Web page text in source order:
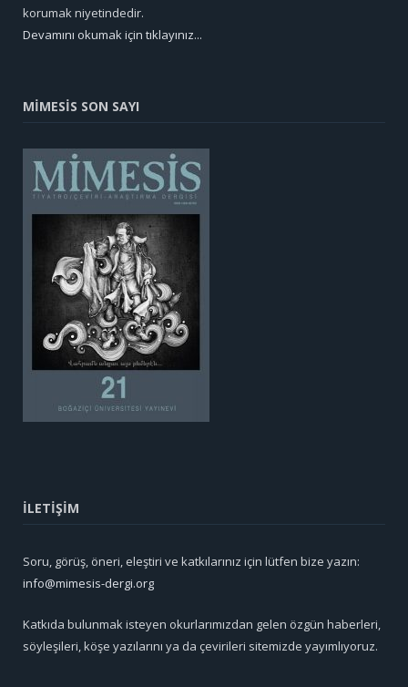
korumak niyetindedir.
Devamını okumak için tıklayınız...
MİMESİS SON SAYI
İLETİŞİM
Soru, görüş, öneri, eleştiri ve katkılarınız için lütfen bize yazın:
info@mimesis-dergi.org
Katkıda bulunmak isteyen okurlarımızdan gelen özgün haberleri,
söyleşileri, köşe yazılarını ya da çevirileri sitemizde yayımlıyoruz.